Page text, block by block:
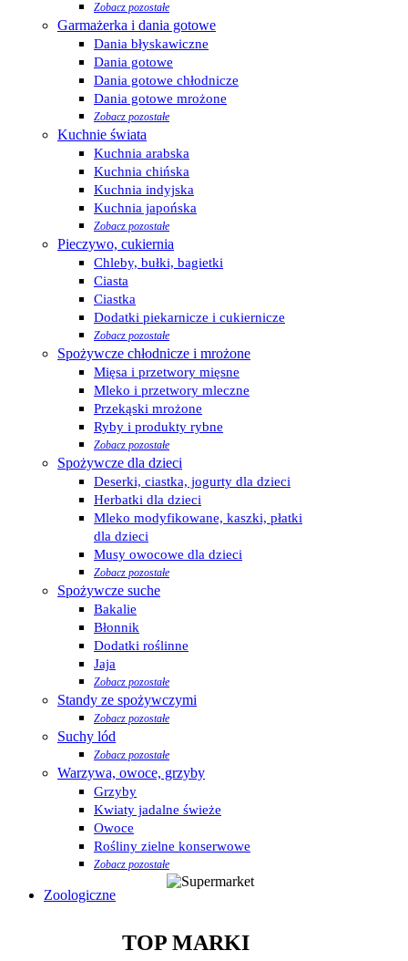
Zobacz pozostałe
Garmażerka i dania gotowe
Dania błyskawiczne
Dania gotowe
Dania gotowe chłodnicze
Dania gotowe mrożone
Zobacz pozostałe
Kuchnie świata
Kuchnia arabska
Kuchnia chińska
Kuchnia indyjska
Kuchnia japońska
Zobacz pozostałe
Pieczywo, cukiernia
Chleby, bułki, bagietki
Ciasta
Ciastka
Dodatki piekarnicze i cukiernicze
Zobacz pozostałe
Spożywcze chłodnicze i mrożone
Mięsa i przetwory mięsne
Mleko i przetwory mleczne
Przekąski mrożone
Ryby i produkty rybne
Zobacz pozostałe
Spożywcze dla dzieci
Deserki, ciastka, jogurty dla dzieci
Herbatki dla dzieci
Mleko modyfikowane, kaszki, płatki
dla dzieci
Musy owocowe dla dzieci
Zobacz pozostałe
Spożywcze suche
Bakalie
Błonnik
Dodatki roślinne
Jaja
Zobacz pozostałe
Standy ze spożywczymi
Zobacz pozostałe
Suchy lód
Zobacz pozostałe
Warzywa, owoce, grzyby
Grzyby
Kwiaty jadalne świeże
Owoce
Rośliny zielne konserwowe
Zobacz pozostałe
Zoologiczne
TOP MARKI